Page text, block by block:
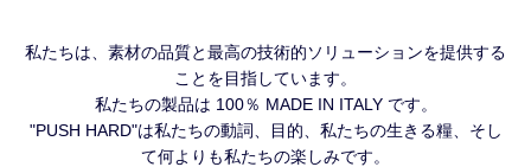
私たちは、素材の品質と最高の技術的ソリューションを提供する
ことを目指しています。
私たちの製品は 100％ MADE IN ITALY です。
"PUSH HARD"は私たちの動詞、目的、私たちの生きる糧、そし
て何よりも私たちの楽しみです。